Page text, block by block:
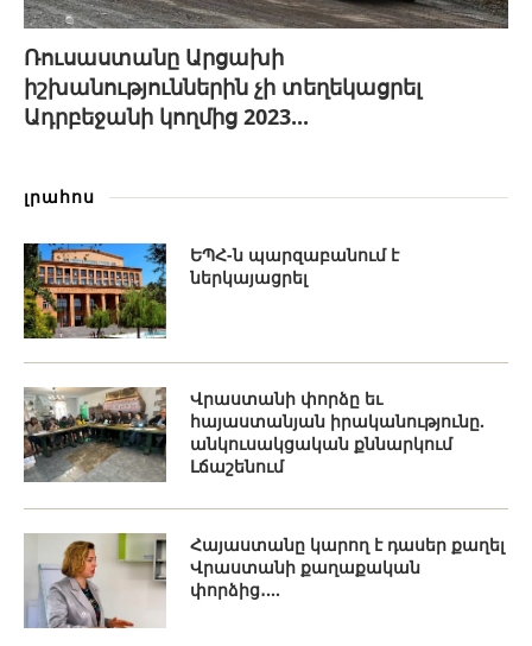
Ռուսաստանը Արցախի
իշխանություններին չի տեղեկացրել
Ադրբեջանի կողմից 2023...
լրահոս
ԵՊՀ-ն պարզաբանում է
ներկայացրել
Վրաստանի փորձը եւ
հայաստանյան իրականությունը.
անկուսակցական քննարկում
Լճաշենում
Հայաստանը կարող է դասեր քաղել
Վրաստանի քաղաքական
փորձից․...